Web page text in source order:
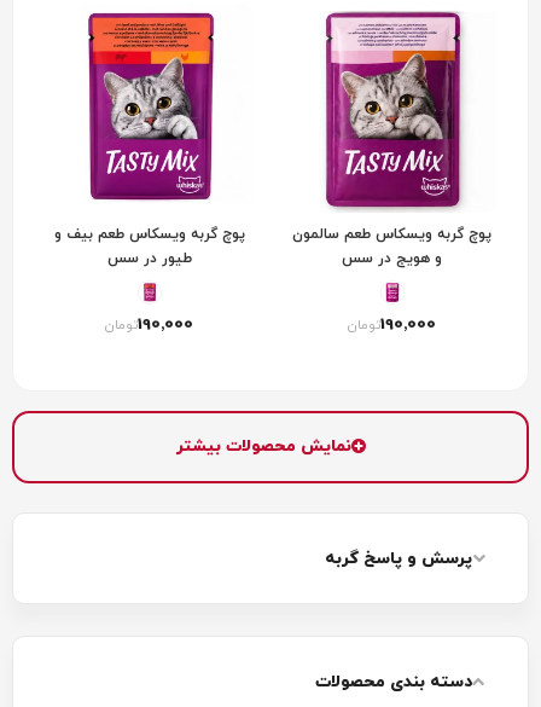
پوچ گربه ویسکاس طعم سالمون
و هویج در سس
190٬000تومان
پوچ گربه ویسکاس طعم بیف و
طیور در سس
190٬000تومان
نمایش محصولات بیشتر
پرسش و پاسخ گربه
دسته بندی محصولات